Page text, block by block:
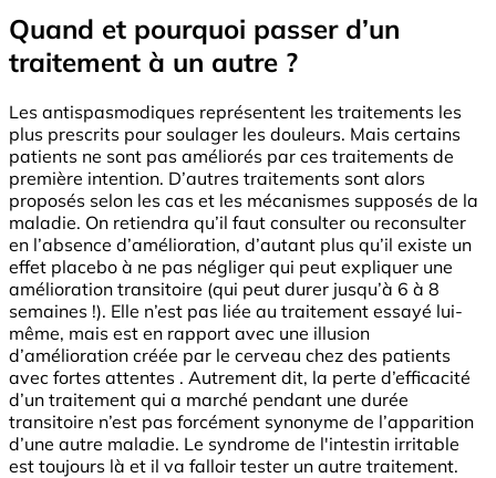
Quand et pourquoi passer d’un
traitement à un autre ?
Les antispasmodiques représentent les traitements les
plus prescrits pour soulager les douleurs. Mais certains
patients ne sont pas améliorés par ces traitements de
première intention. D’autres traitements sont alors
proposés selon les cas et les mécanismes supposés de la
maladie. On retiendra qu’il faut consulter ou reconsulter
en l’absence d’amélioration, d’autant plus qu’il existe un
effet placebo à ne pas négliger qui peut expliquer une
amélioration transitoire (qui peut durer jusqu’à 6 à 8
semaines !). Elle n’est pas liée au traitement essayé lui-
même, mais est en rapport avec une illusion
d’amélioration créée par le cerveau chez des patients
avec fortes attentes . Autrement dit, la perte d’efficacité
d’un traitement qui a marché pendant une durée
transitoire n’est pas forcément synonyme de l’apparition
d’une autre maladie. Le syndrome de l'intestin irritable
est toujours là et il va falloir tester un autre traitement.